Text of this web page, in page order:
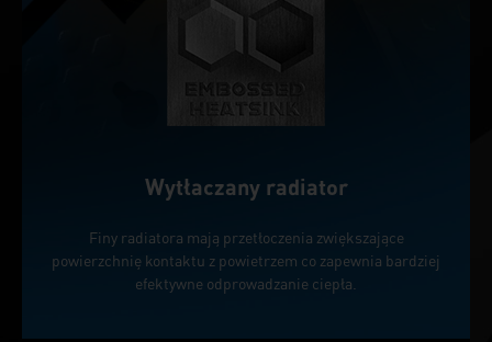
Wytłaczany radiator
Finy radiatora mają przetłoczenia zwiększające
powierzchnię kontaktu z powietrzem co zapewnia bardziej
efektywne odprowadzanie ciepła.